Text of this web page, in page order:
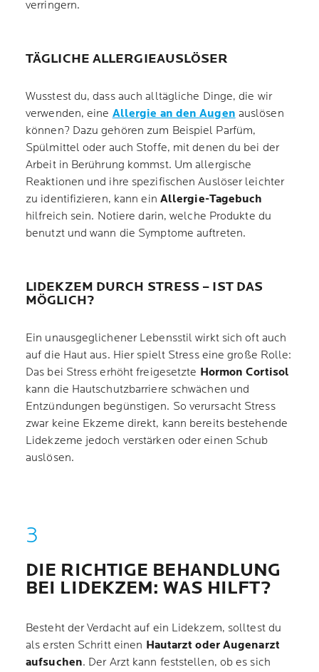
verringern.
TÄGLICHE ALLERGIEAUSLÖSER
Wusstest du, dass auch alltägliche Dinge, die wir
verwenden, eine Allergie an den Augen auslösen
können? Dazu gehören zum Beispiel Parfüm,
Spülmittel oder auch Stoffe, mit denen du bei der
Arbeit in Berührung kommst. Um allergische
Reaktionen und ihre spezifischen Auslöser leichter
zu identifizieren, kann ein Allergie-Tagebuch
hilfreich sein. Notiere darin, welche Produkte du
benutzt und wann die Symptome auftreten.
LIDEKZEM DURCH STRESS – IST DAS
MÖGLICH?
Ein unausgeglichener Lebensstil wirkt sich oft auch
auf die Haut aus. Hier spielt Stress eine große Rolle:
Das bei Stress erhöht freigesetzte Hormon Cortisol
kann die Hautschutzbarriere schwächen und
Entzündungen begünstigen. So verursacht Stress
zwar keine Ekzeme direkt, kann bereits bestehende
Lidekzeme jedoch verstärken oder einen Schub
auslösen.
DIE RICHTIGE BEHANDLUNG
BEI LIDEKZEM: WAS HILFT?
Besteht der Verdacht auf ein Lidekzem, solltest du
als ersten Schritt einen Hautarzt oder Augenarzt
aufsuchen. Der Arzt kann feststellen, ob es sich